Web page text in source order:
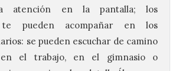
atención en la pantalla; los
te pueden acompañar en los
se pueden escuchar de camino
el trabajo, en el gimnasio o
lugar el 9 de
monasterio cisterciense
Santa María la Real de
Una cita
para disfrutar de los